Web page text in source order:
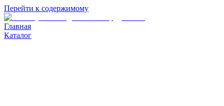
Перейти к содержимому
Главная
Каталог